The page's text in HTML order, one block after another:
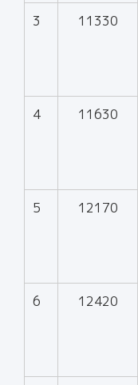
3 11330
4 11630
5 12170
6 12420